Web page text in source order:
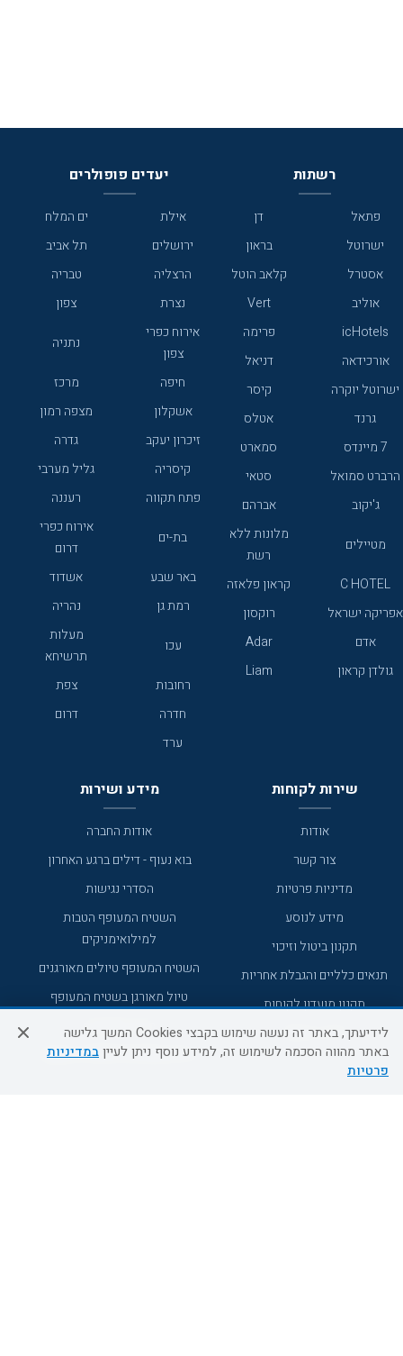
רשתות
פתאל
דן
ישרוטל
בראון
אסטרל
קלאב הוטל
אוליב
Vert
icHotels
פרימה
אורכידאה
דניאל
ישרוטל יוקרה
קיסר
גרנד
אטלס
7 מיינדס
סמארט
הרברט סמואל
סטאי
ג'יקוב
אברהם
מטיילים
מלונות ללא
רשת
C HOTEL
קראון פלאזה
אפריקה ישראל
רוקסון
אדם
Adar
גולדן קראון
Liam
יעדים פופולרים
אילת
ים המלח
ירושלים
תל אביב
הרצליה
טבריה
נצרת
צפון
אירוח כפרי
צפון
נתניה
חיפה
מרכז
אשקלון
מצפה רמון
זיכרון יעקב
גדרה
קיסריה
גליל מערבי
פתח תקווה
רעננה
בת-ים
אירוח כפרי
דרום
באר שבע
אשדוד
רמת גן
נהריה
עכו
מעלות
תרשיחא
רחובות
צפת
חדרה
דרום
ערד
שירות לקוחות
אודות
צור קשר
מדיניות פרטיות
מידע לנוסע
תקנון ביטול וזיכוי
תנאים כלליים והגבלת אחריות
תקנון מועדון לקוחות
מדריך היעדים
מידע ושירות
אודות החברה
בוא נעוף - דילים ברגע האחרון
הסדרי נגישות
השטיח המעופף הטבות
למילואימניקים
השטיח המעופף טיולים מאורגנים
טיול מאורגן בשטיח המעופף
טיולי מאורגנים
טיולים מאורגנים השטיח המעופף
לידיעתך, באתר זה נעשה שימוש בקבצי Cookies המשך גלישה
באתר מהווה הסכמה לשימוש זה, למידע נוסף ניתן לעייןבמדיניות
פרטיות